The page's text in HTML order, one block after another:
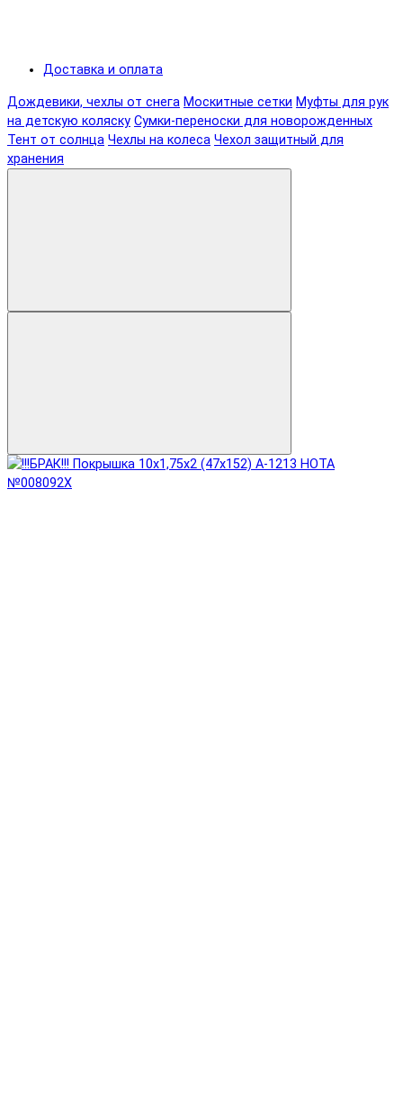
Доставка и оплата
Дождевики, чехлы от снега Москитные сетки Муфты для рук
на детскую коляску Сумки-переноски для новорожденных
Тент от солнца Чехлы на колеса Чехол защитный для
хранения